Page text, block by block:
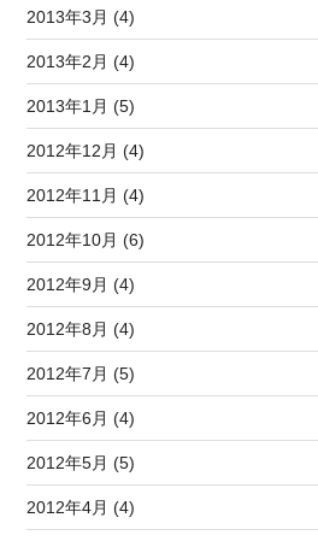
2013年3月 (4)
2013年2月 (4)
2013年1月 (5)
2012年12月 (4)
2012年11月 (4)
2012年10月 (6)
2012年9月 (4)
2012年8月 (4)
2012年7月 (5)
2012年6月 (4)
2012年5月 (5)
2012年4月 (4)